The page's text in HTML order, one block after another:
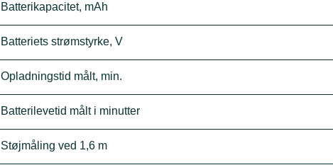
Batterikapacitet, mAh
Batteriets strømstyrke, V
Opladningstid målt, min.
Batterilevetid målt i minutter
Støjmåling ved 1,6 m